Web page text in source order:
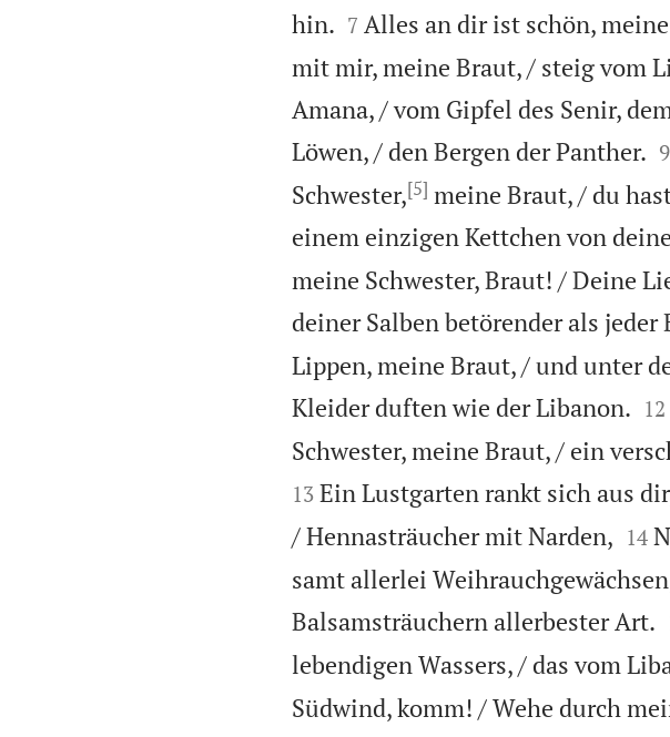
hin.
7 Alles an dir ist schön,
mit mir, meine Braut, / steig vom
Amana, / vom Gipfel des Senir,
Löwen, / den Bergen der Panther.
9
Schwester,[5] meine Braut, / du
einem einzigen Kettchen von
meine Schwester, Braut! / Deine
deiner Salben betörender als jeder
Lippen, meine Braut, / und unter
Kleider duften wie der Libanon.
12
Schwester, meine Braut, / ein
13 Ein Lustgarten rankt sich aus
/ Hennasträucher mit Narden,
14
samt allerlei
Balsamsträuchern allerbester Art.
lebendigen Wassers, / das vom
Südwind, komm! / Wehe durch